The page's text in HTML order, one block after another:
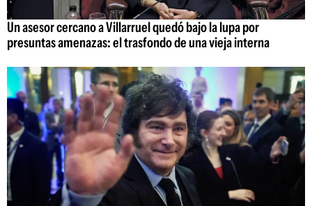
Un asesor cercano a Villarruel quedó bajo la lupa por
presuntas amenazas: el trasfondo de una vieja interna